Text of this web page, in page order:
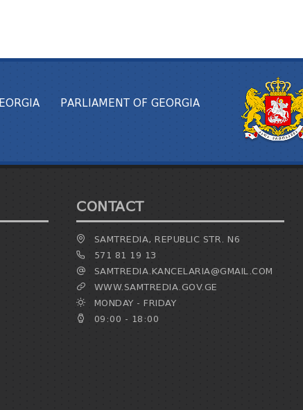
PARLIAMENT OF GEORGIA
CONTACT
SAMTREDIA, REPUBLIC STR. N6
571 81 19 13
SAMTREDIA.KANCELARIA@GMAIL.COM
WWW.SAMTREDIA.GOV.GE
MONDAY - FRIDAY
09:00 - 18:00